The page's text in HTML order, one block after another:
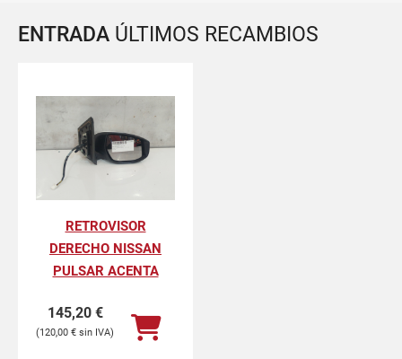
ENTRADA ÚLTIMOS RECAMBIOS
RETROVISOR
DERECHO NISSAN
PULSAR ACENTA
145,20 €
120,00 €